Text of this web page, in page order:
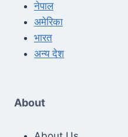
नेपाल
अमेरिका
भारत
अन्य देश
About